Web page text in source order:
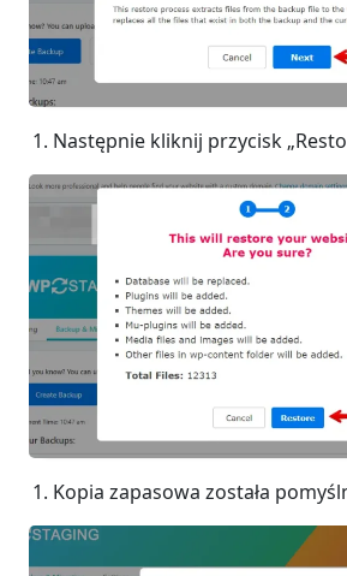
Następnie kliknij przycisk
Kopia zapasowa została